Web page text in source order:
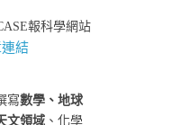
報科學網站
連結
寫數學、地球
文領域 、化學